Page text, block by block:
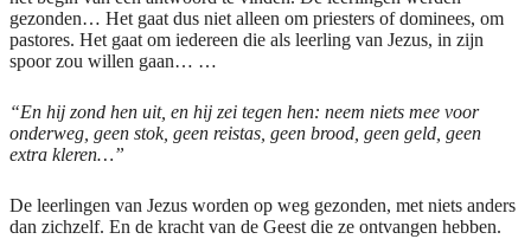
gezonden… Het gaat dus niet alleen om priesters of dominees, om
pastores. Het gaat om iedereen die als leerling van Jezus, in zijn
spoor zou willen gaan… …
“En hij zond hen uit, en hij zei tegen hen: neem niets mee voor
onderweg, geen stok, geen reistas, geen brood, geen geld, geen
extra kleren…”
De leerlingen van Jezus worden op weg gezonden, met niets anders
dan zichzelf. En de kracht van de Geest die ze ontvangen hebben.